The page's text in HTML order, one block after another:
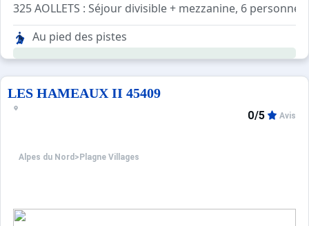
325 AOLLETS : Séjour divisible + mezzanine, 6
Cuisine séparée : 2 plaques électriques, réfrigérateur,
Séjour : 1 lit gigogne 2 personnes et 2 lits superposés.
Mezzanine ouverte sur séjour : 1 lit double
2 salles de bains avec lavabo, baignoire et WC
Au pied des pistes
LES HAMEAUX II 45409
Alpes du Nord > Plagne Villages
0/5 Avis